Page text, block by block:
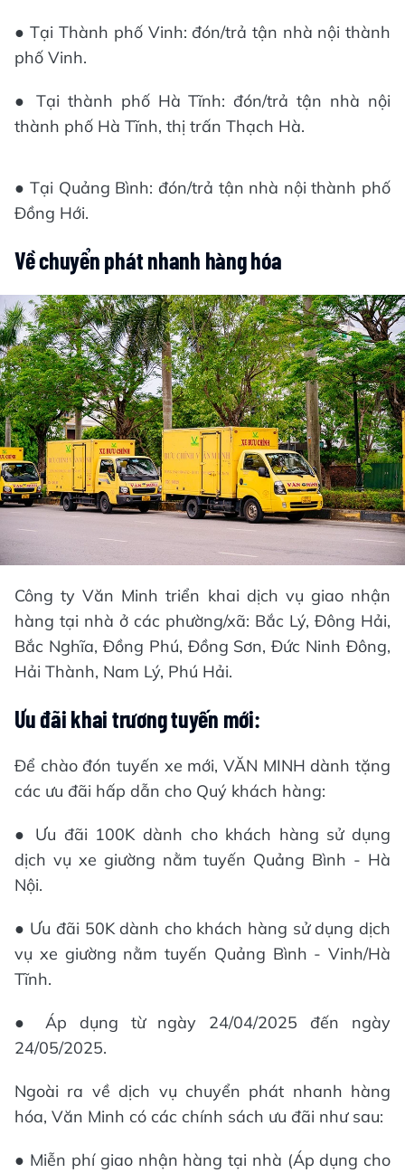
● Tại Thành phố Vinh: đón/trả tận nhà nội thành
phố Vinh.
● Tại thành phố Hà Tĩnh: đón/trả tận nhà nội
thành phố Hà Tĩnh, thị trấn Thạch Hà.
● Tại Quảng Bình: đón/trả tận nhà nội thành phố
Đồng Hới.
Về chuyển phát nhanh hàng hóa
Công ty Văn Minh triển khai dịch vụ giao nhận
hàng tại nhà ở các phường/xã: Bắc Lý, Đông Hải,
Bắc Nghĩa, Đồng Phú, Đồng Sơn, Đức Ninh Đông,
Hải Thành, Nam Lý, Phú Hải.
Ưu đãi khai trương tuyến mới:
Để chào đón tuyến xe mới, VĂN MINH dành tặng
các ưu đãi hấp dẫn cho Quý khách hàng:
● Ưu đãi 100K dành cho khách hàng sử dụng
dịch vụ xe giường nằm tuyến Quảng Bình - Hà
Nội.
● Ưu đãi 50K dành cho khách hàng sử dụng dịch
vụ xe giường nằm tuyến Quảng Bình - Vinh/Hà
Tĩnh.
● Áp dụng từ ngày 24/04/2025 đến ngày
24/05/2025.
Ngoài ra về dịch vụ chuyển phát nhanh hàng
hóa, Văn Minh có các chính sách ưu đãi như sau:
● Miễn phí giao nhận hàng tại nhà (Áp dụng cho